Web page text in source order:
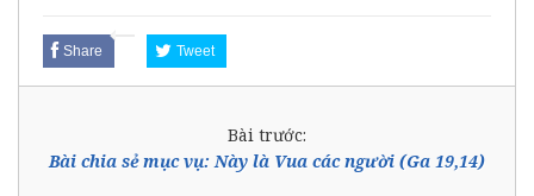
Share Tweet
Bài trước:
Bài chia sẻ mục vụ: Này là Vua các người (Ga 19,14)